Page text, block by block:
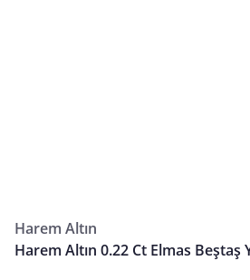
Harem Altın
Harem Altın 0.22 Ct Elmas Beştaş